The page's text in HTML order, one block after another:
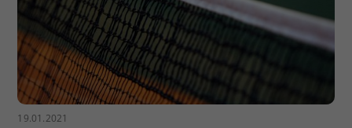
19.01.2021